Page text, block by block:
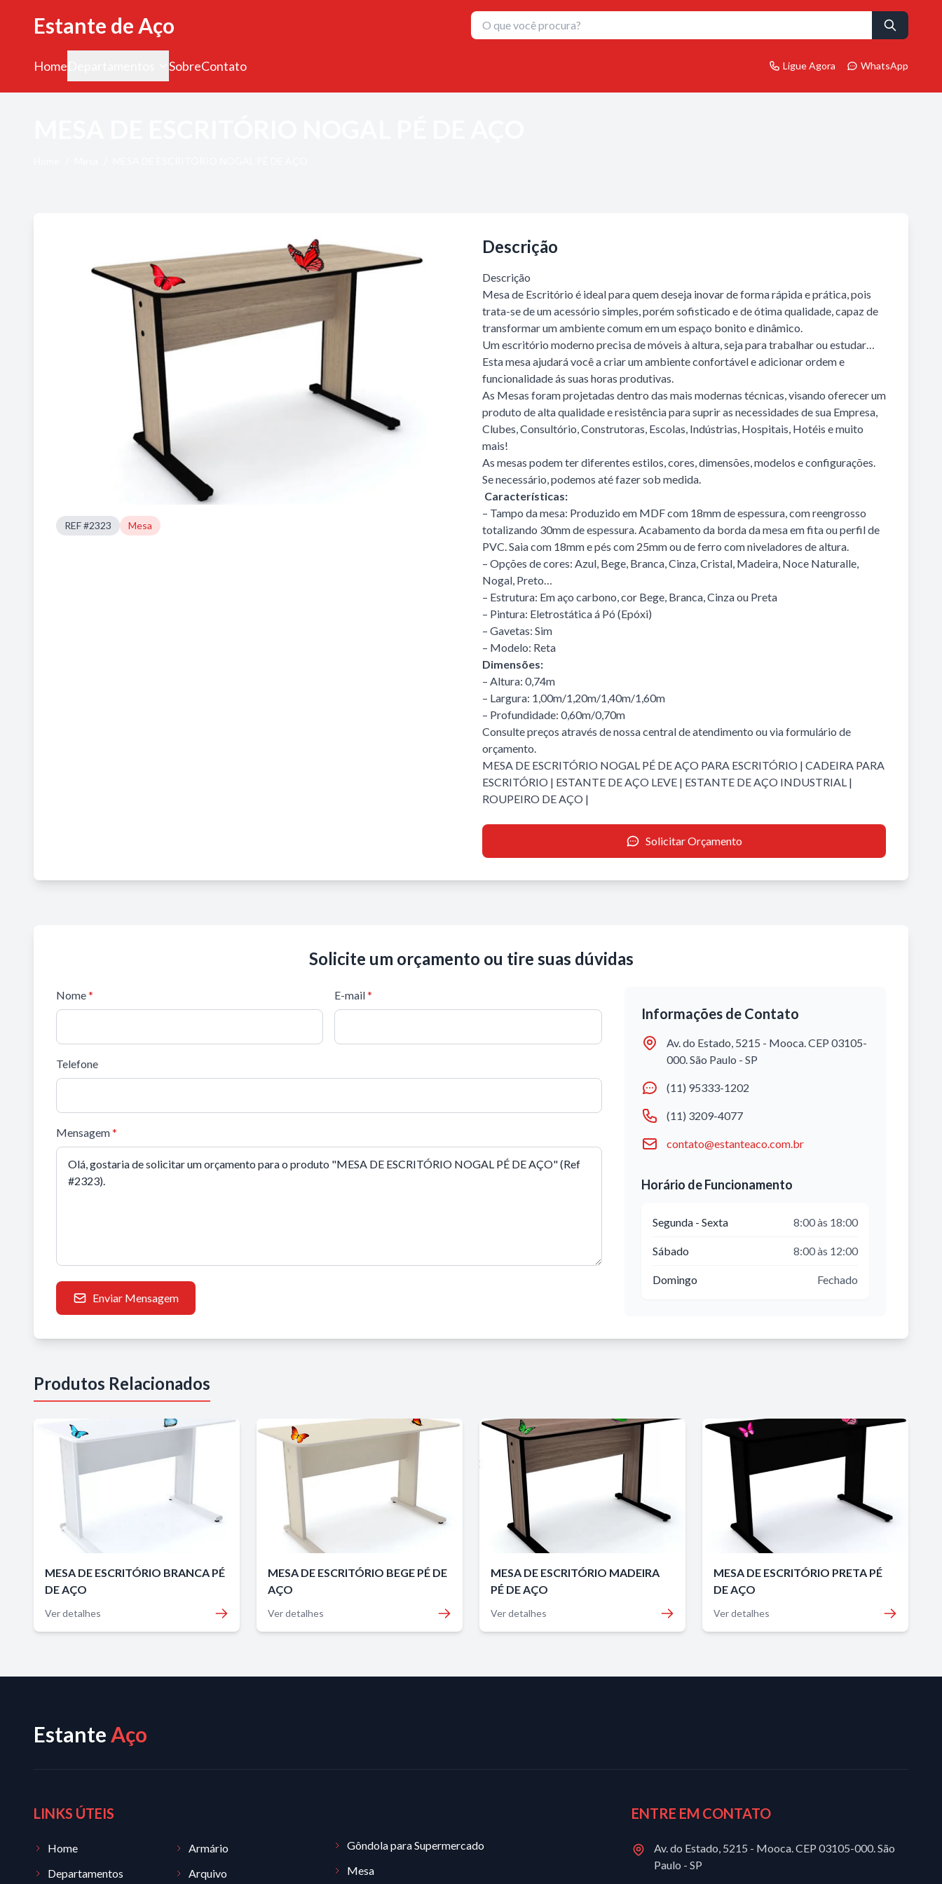
Estante de Aço
Home SobreContato Ligue Agora WhatsApp
REF #2323 Mesa
Descrição
Descrição
Mesa de Escritório é ideal para quem deseja inovar de forma rápida e prática, pois
trata-se de um acessório simples, porém sofisticado e de ótima qualidade, capaz de
transformar um ambiente comum em um espaço bonito e dinâmico.
Um escritório moderno precisa de móveis à altura, seja para trabalhar ou estudar…
Esta mesa ajudará você a criar um ambiente confortável e adicionar ordem e
funcionalidade ás suas horas produtivas.
As Mesas foram projetadas dentro das mais modernas técnicas, visando oferecer um
produto de alta qualidade e resistência para suprir as necessidades de sua Empresa,
Clubes, Consultório, Construtoras, Escolas, Indústrias, Hospitais, Hotéis e muito
mais!
As mesas podem ter diferentes estilos, cores, dimensões, modelos e configurações.
Se necessário, podemos até fazer sob medida.
Características:
– Tampo da mesa: Produzido em MDF com 18mm de espessura, com reengrosso
totalizando 30mm de espessura. Acabamento da borda da mesa em fita ou perfil de
PVC. Saia com 18mm e pés com 25mm ou de ferro com niveladores de altura.
– Opções de cores: Azul, Bege, Branca, Cinza, Cristal, Madeira, Noce Naturalle,
Nogal, Preto…
– Estrutura: Em aço carbono, cor Bege, Branca, Cinza ou Preta
– Pintura: Eletrostática á Pó (Epóxi)
– Gavetas: Sim
– Modelo: Reta
Dimensões:
– Altura: 0,74m
– Largura: 1,00m/1,20m/1,40m/1,60m
– Profundidade: 0,60m/0,70m
Consulte preços através de nossa central de atendimento ou via formulário de
orçamento.
MESA DE ESCRITÓRIO NOGAL PÉ DE AÇO PARA ESCRITÓRIO | CADEIRA PARA
ESCRITÓRIO | ESTANTE DE AÇO LEVE | ESTANTE DE AÇO INDUSTRIAL |
ROUPEIRO DE AÇO |
Solicitar Orçamento
Solicite um orçamento ou tire suas dúvidas
Nome* E-mail*
Telefone
Mensagem*
Enviar Mensagem
Informações de Contato
Av. do Estado, 5215 - Mooca. CEP 03105-
000. São Paulo - SP
(11) 95333-1202
(11) 3209-4077
contato@estanteaco.com.br
Horário de Funcionamento
Segunda - Sexta 8:00 às 18:00
Sábado 8:00 às 12:00
Domingo Fechado
Produtos Relacionados
MESA DE ESCRITÓRIO BRANCA PÉ
DE AÇO
Ver detalhes
MESA DE ESCRITÓRIO BEGE PÉ DE
AÇO
Ver detalhes
MESA DE ESCRITÓRIO MADEIRA
PÉ DE AÇO
Ver detalhes
MESA DE ESCRITÓRIO PRETA PÉ
DE AÇO
Ver detalhes
Estante Aço
LINKS ÚTEIS
Home
Departamentos
Armário
Arquivo
Gôndola para Supermercado
Mesa
ENTRE EM CONTATO
Av. do Estado, 5215 - Mooca. CEP 03105-000. São
Paulo - SP